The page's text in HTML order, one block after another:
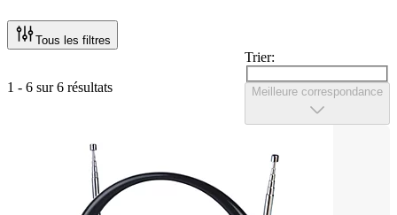
Tous les filtres
1 - 6 sur 6 résultats
Trier:
Meilleure correspondance